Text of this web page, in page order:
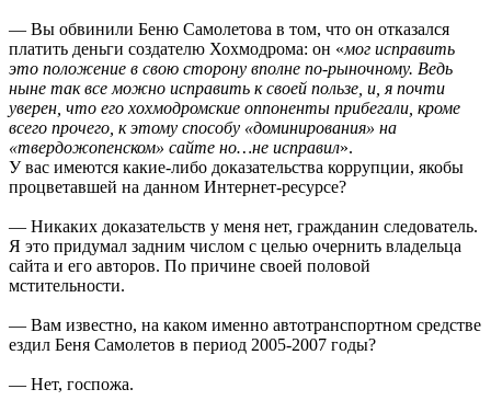
— Вы обвинили Беню Самолетова в том, что он отказался
платить деньги создателю Хохмодрома: он «мог исправить
это положение в свою сторону вполне по-рыночному. Ведь
ныне так все можно исправить к своей пользе, и, я почти
уверен, что его хохмодромские оппоненты прибегали, кроме
всего прочего, к этому способу «доминирования» на
«твердожопенском» сайте но…не исправил».
У вас имеются какие-либо доказательства коррупции, якобы
процветавшей на данном Интернет-ресурсе?
— Никаких доказательств у меня нет, гражданин следователь.
Я это придумал задним числом с целью очернить владельца
сайта и его авторов. По причине своей половой
мстительности.
— Вам известно, на каком именно автотранспортном средстве
ездил Беня Самолетов в период 2005-2007 годы?
— Нет, госпожа.